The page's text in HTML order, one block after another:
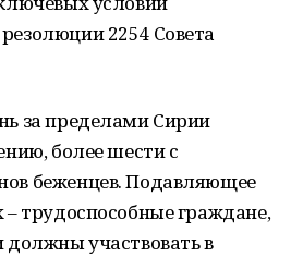
2254 Совета
за пределами Сирии
более шести с
беженцев. Подавляющее
трудоспособные граждане,
участвовать в